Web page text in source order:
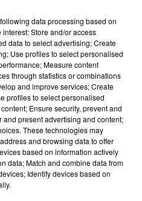
1er décembre
où le Maire remettra
la ville sur le balcon de
une trentaine de
Quatre Eléments, l'eau, la
place Stanislas » en été,
de Saint Nicolas ». Pour
la ville de Nancy va
sons et lumières, place
de Saint Nicolas. Un
data processing based on
Store and/or access
data to select advertising; Create
Use profiles to select personalised
Measure content
through statistics or combinations
and improve services; Create
profiles to select personalised
Ensure security, prevent and
present advertising and content;
These technologies may
and browsing data to offer
based on information actively
data; Match and combine data from
Identify devices based on